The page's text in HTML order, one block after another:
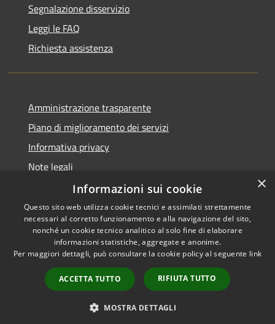
Segnalazione disservizio
Leggi le FAQ
Richiesta assistenza
Amministrazione trasparente
Piano di miglioramento dei servizi
Informativa privacy
Note legali
Dichiarazione di accessibilità
RSS
Accessibilità
Copyright © 2026 • Comune di
Powered byMunicipium
Accesso redazione
×
Informazioni sui cookie
Questo sito web utilizza cookie tecnici e assimilati strettamente
necessari al corretto funzionamento e alla navigazione del sito,
nonché un cookie tecnico analitico al solo fine di elaborare
informazioni statistiche, aggregate e anonime.
Per maggiori dettagli, può consultare la cookie policy al seguente link
ACCETTA TUTTO RIFIUTA TUTTO
MOSTRA DETTAGLI